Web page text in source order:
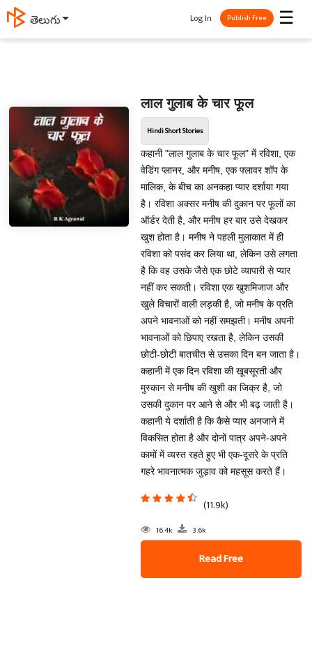
తెలుగు ☰
Log In Publish Free
लाल गुलाब के चार फूल
Hindi Short Stories
कहानी "लाल गुलाब के चार फूल" में रविशा, एक
वेडिंग प्लानर, और मनीष, एक फ्लावर शॉप के
मालिक, के बीच का अनकहा प्यार दर्शाया गया
है। रविशा अक्सर मनीष की दुकान पर फूलों का
ऑर्डर देती है, और मनीष हर बार उसे देखकर
खुश होता है। मनीष ने पहली मुलाकात में ही
रविशा को पसंद कर लिया था, लेकिन उसे लगता
है कि वह उसके जैसे एक छोटे व्यापारी से प्यार
नहीं कर सकती। रविशा एक खुशमिजाज और
खुले विचारों वाली लड़की है, जो मनीष के प्रति
अपने भावनाओं को नहीं समझती। मनीष अपनी
भावनाओं को छिपाए रखता है, लेकिन उसकी
छोटी-छोटी बातचीत से उसका दिन बन जाता है।
कहानी में एक दिन रविशा की खूबसूरती और
मुस्कान से मनीष की खुशी का जिक्र है, जो
उसकी दुकान पर आने से और भी बढ़ जाती है।
कहानी ये दर्शाती है कि कैसे प्यार अनजाने में
विकसित होता है और दोनों पात्र अपने-अपने
कामों में व्यस्त रहते हुए भी एक-दूसरे के प्रति
गहरे भावनात्मक जुड़ाव को महसूस करते हैं।
(11.9k)
16.4k 3.6k
Read Free